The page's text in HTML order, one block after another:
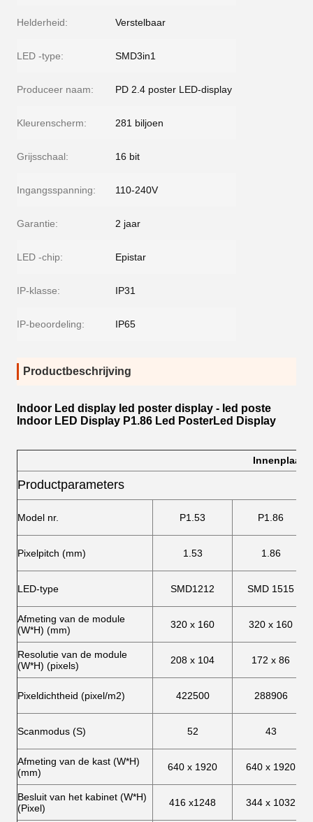
Helderheid: Verstelbaar
LED -type: SMD3in1
Produceer naam: PD 2.4 poster LED-display
Kleurenscherm: 281 biljoen
Grijsschaal: 16 bit
Ingangsspanning: 110-240V
Garantie: 2 jaar
LED -chip: Epistar
IP-klasse: IP31
IP-beoordeling: IP65
Productbeschrijving
Indoor Led display led poster display - led poste
Indoor LED Display P1.86 Led PosterLed Display
Innenplaat
Productparameters
Model nr. P1.53 P1.86
Pixelpitch (mm) 1.53 1.86
LED-type SMD1212 SMD 1515
Afmeting van de module
(W*H) (mm)
320 x 160 320 x 160
Resolutie van de module
(W*H) (pixels)
208 x 104 172 x 86
Pixeldichtheid (pixel/m2) 422500 288906
Scanmodus (S) 52 43
Afmeting van de kast (W*H)
(mm)
640 x 1920 640 x 1920
Besluit van het kabinet (W*H)
(Pixel)
416 x1248 344 x 1032